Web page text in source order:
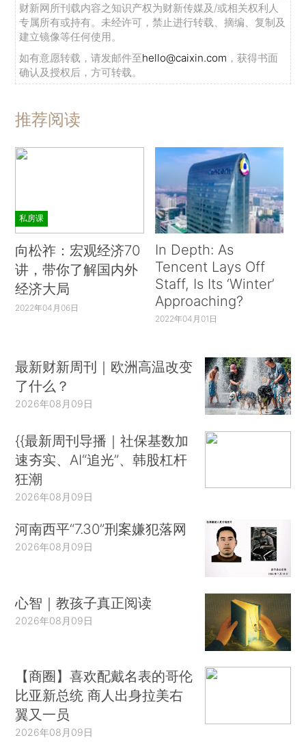
财新网所刊载内容之知识产权为财新传媒及/或相关权利人
专属所有或持有。未经许可，禁止进行转载、摘编、复制及
建立镜像等任何使用。
如有意愿转载，请发邮件至hello@caixin.com ，获得书面
确认及授权后，方可转载。
推荐阅读
私房课
向松祚：宏观经济70
讲，带你了解国内外
经济大局
2022年04月06日
In Depth: As
Tencent Lays Off
Staff, Is Its ‘Winter’
Approaching?
2022年04月01日
最新财新周刊｜欧洲高温改变
了什么？
2026年08月09日
{{最新周刊导播｜社保基数加
速夯实、AI“追光”、韩股杠杆
狂潮
2026年08月09日
河南西平“7.30”刑案嫌犯落网
2026年08月09日
心智｜教孩子真正阅读
2026年08月09日
【商圈】喜欢配戴名表的哥伦
比亚新总统 商人出身拉美右
翼又一员
2026年08月09日